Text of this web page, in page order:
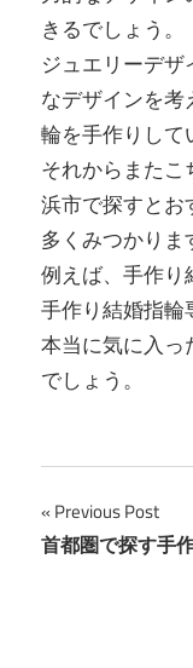
きるでしょう。
ジュエリーデ
なデザインを
輪を手作りして
それからまた
浜市で探すと
多くみつかりま
例えば、手作り
手作り結婚指輪
本当に気に入っ
でしょう。
投
稿
Previous Post
首都圏で探す手